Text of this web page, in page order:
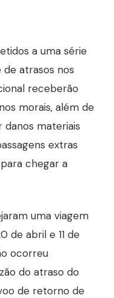
a uma série
atrasos nos
receberão
morais, além de
danos materiais
extras
chegar a
uma viagem
de abril e 11 de
ocorreu
do atraso do
de retorno de